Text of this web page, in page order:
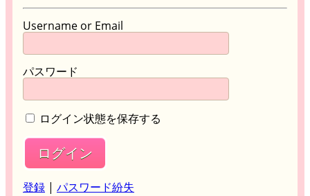
Username or Email
パスワード
ログイン状態を保存する
登録 | パスワード紛失